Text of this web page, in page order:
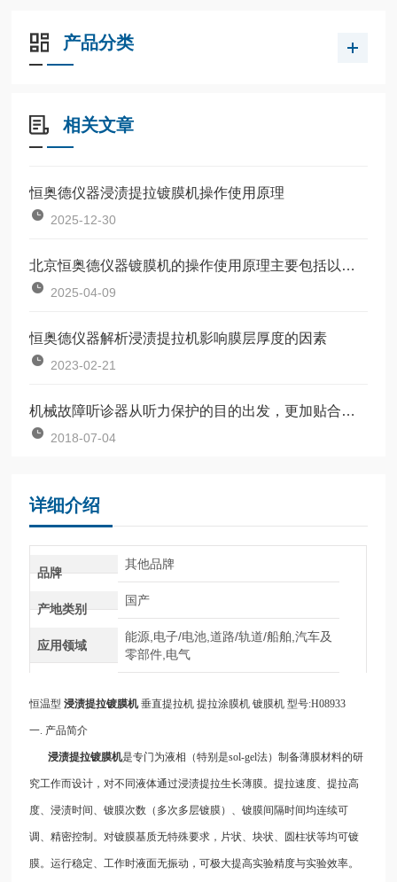
产品分类
相关文章
恒奥德仪器浸渍提拉镀膜机操作使用原理
2025-12-30
北京恒奥德仪器镀膜机的操作使用原理主要包括以下几个步骤
2025-04-09
恒奥德仪器解析浸渍提拉机影响膜层厚度的因素
2023-02-21
机械故障听诊器从听力保护的目的出发，更加贴合手掌弧度，使用舒适
2018-07-04
详细介绍
品牌
其他品牌
产地类别
国产
应用领域
能源,电子/电池,道路/轨道/船舶,汽车及
零部件,电气
恒温型 浸渍提拉镀膜机 垂直提拉机 提拉涂膜机 镀膜机 型号:H08933
一. 产品简介
浸渍提拉镀膜机是专门为液相（特别是sol-gel法）制备薄膜材料的研
究工作而设计，对不同液体通过浸渍提拉生长薄膜。提拉速度、提拉高
度、浸渍时间、镀膜次数（多次多层镀膜）、镀膜间隔时间均连续可
调、精密控制。对镀膜基质无特殊要求，片状、块状、圆柱状等均可镀
膜。运行稳定、工作时液面无振动，可极大提高实验精度与实验效率。